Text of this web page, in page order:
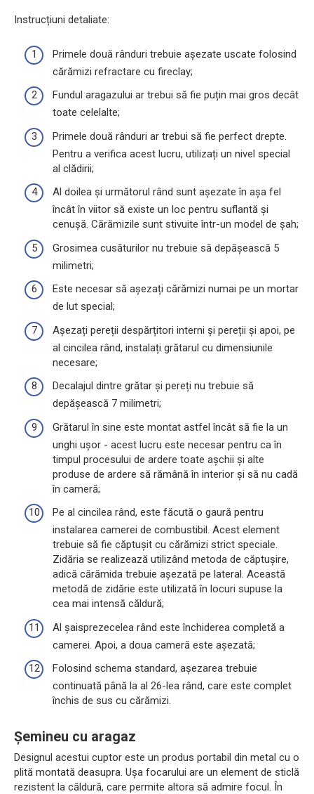
Instrucțiuni detaliate:
Primele două rânduri trebuie așezate uscate folosind
cărămizi refractare cu fireclay;
Fundul aragazului ar trebui să fie puțin mai gros decât
toate celelalte;
Primele două rânduri ar trebui să fie perfect drepte.
Pentru a verifica acest lucru, utilizați un nivel special
al clădirii;
Al doilea și următorul rând sunt așezate în așa fel
încât în ​​viitor să existe un loc pentru suflantă și
cenușă. Cărămizile sunt stivuite într-un model de șah;
Grosimea cusăturilor nu trebuie să depășească 5
milimetri;
Este necesar să așezați cărămizi numai pe un mortar
de lut special;
Așezați pereții despărțitori interni și pereții și apoi, pe
al cincilea rând, instalați grătarul cu dimensiunile
necesare;
Decalajul dintre grătar și pereți nu trebuie să
depășească 7 milimetri;
Grătarul în sine este montat astfel încât să fie la un
unghi ușor - acest lucru este necesar pentru ca în
timpul procesului de ardere toate așchii și alte
produse de ardere să rămână în interior și să nu cadă
în cameră;
Pe al cincilea rând, este făcută o gaură pentru
instalarea camerei de combustibil. Acest element
trebuie să fie căptușit cu cărămizi strict speciale.
Zidăria se realizează utilizând metoda de căptușire,
adică cărămida trebuie așezată pe lateral. Această
metodă de zidărie este utilizată în locuri supuse la
cea mai intensă căldură;
Al șaisprezecelea rând este închiderea completă a
camerei. Apoi, a doua cameră este așezată;
Folosind schema standard, așezarea trebuie
continuată până la al 26-lea rând, care este complet
închis de sus cu cărămizi.
Șemineu cu aragaz
Designul acestui cuptor este un produs portabil din metal cu o
plită montată deasupra. Ușa focarului are un element de sticlă
rezistent la căldură, care permite altora să admire focul. În